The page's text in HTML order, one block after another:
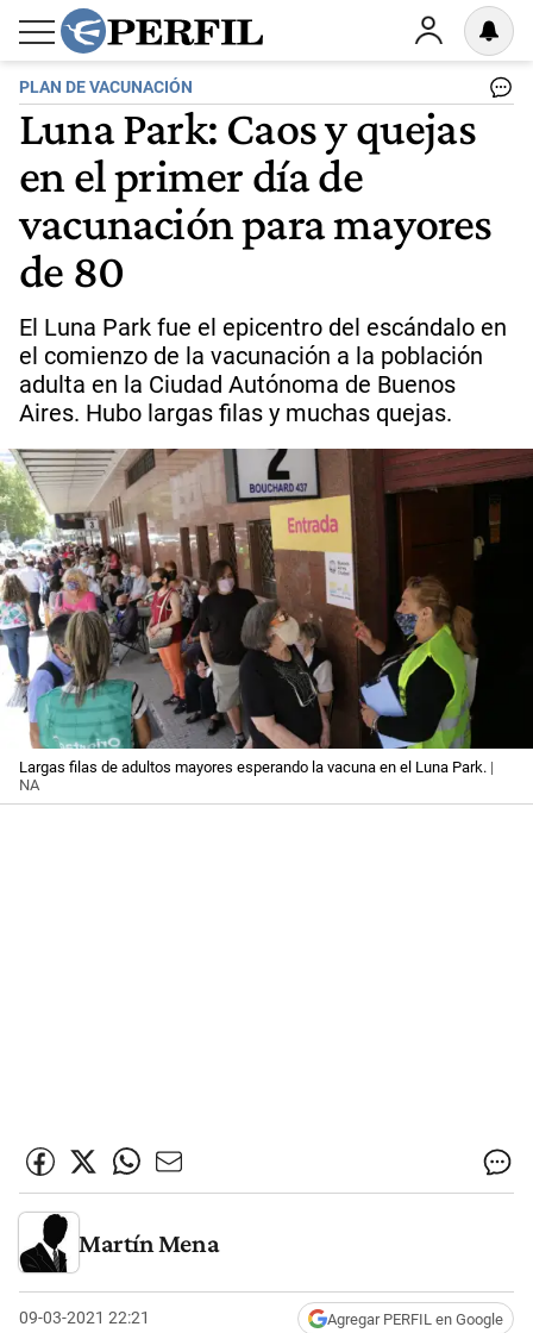
PLAN DE VACUNACIÓN
Luna Park: Caos y quejas
en el primer día de
vacunación para mayores
de 80
El Luna Park fue el epicentro del escándalo en
el comienzo de la vacunación a la población
adulta en la Ciudad Autónoma de Buenos
Aires. Hubo largas filas y muchas quejas.
Largas filas de adultos mayores esperando la vacuna en el Luna Park. |
NA
Martín Mena
09-03-2021 22:21 Agregar PERFIL en Google